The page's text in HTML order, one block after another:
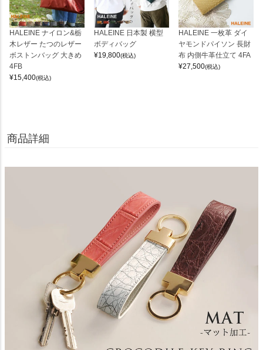
HALEINE ナイロン&栃
木レザー たつのレザー
ボストンバッグ 大きめ
4FB
¥15,400(税込)
HALEINE 日本製 横型
ボディバッグ
¥19,800(税込)
HALEINE 一枚革 ダイ
ヤモンドパイソン 長財
布 内側牛革仕立て 4FA
¥27,500(税込)
商品詳細